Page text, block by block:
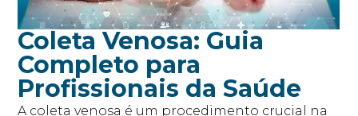
Coleta Venosa: Guia
Completo para
Profissionais da Saúde
A coleta venosa é um procedimento crucial na